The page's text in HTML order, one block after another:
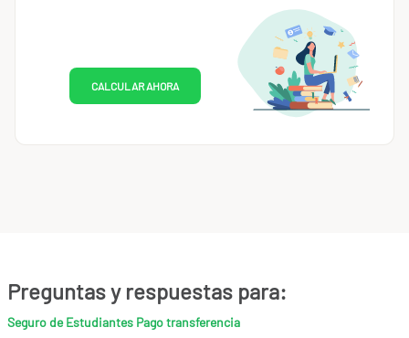
Preguntas y respuestas para:
Seguro de Estudiantes Pago transferencia
CALCULAR AHORA